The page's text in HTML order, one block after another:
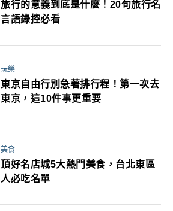
旅行的意義到底是什麼！20句旅行名
言語錄控必看
玩樂
東京自由行別急著排行程！第一次去
東京，這10件事更重要
美食
頂好名店城5大熱門美食，台北東區
人必吃名單